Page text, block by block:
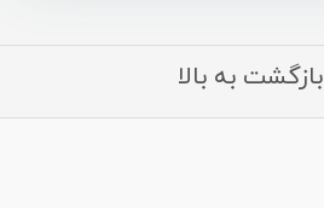
بازگشت به بالا